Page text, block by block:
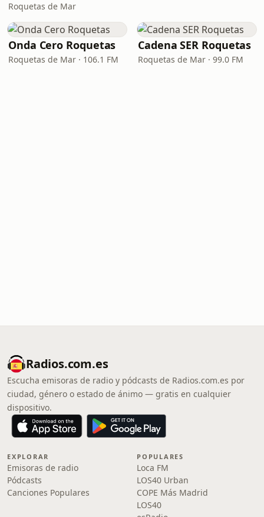
Roquetas de Mar
Onda Cero Roquetas
Roquetas de Mar · 106.1 FM
Cadena SER Roquetas
Roquetas de Mar · 99.0 FM
Radios.com.es
Escucha emisoras de radio y pódcasts de Radios.com.es por
ciudad, género o estado de ánimo — gratis en cualquier
dispositivo.
EXPLORAR
Emisoras de radio
Pódcasts
Canciones Populares
POPULARES
Loca FM
LOS40 Urban
COPE Más Madrid
LOS40